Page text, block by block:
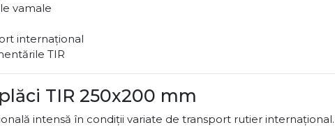
vamale
internațional
TIR
TIR 250x200 mm
intensă în condiții variate de transport rutier internațional.